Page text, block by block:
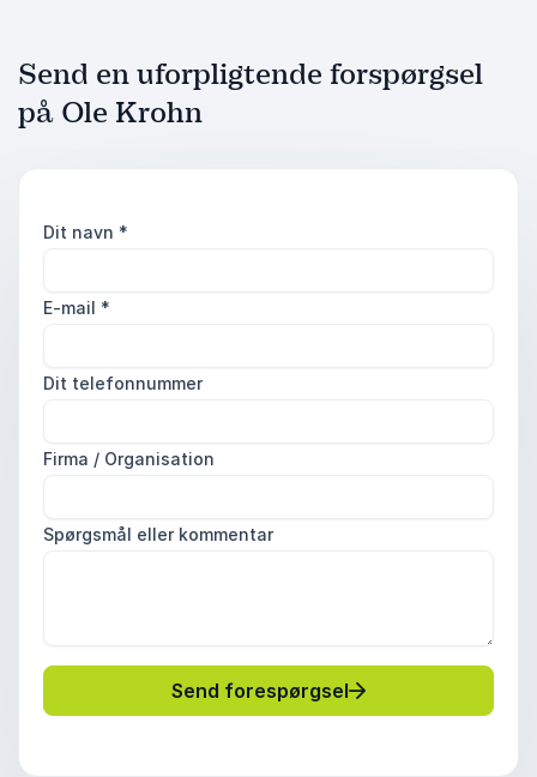
Send en uforpligtende forspørgsel
på Ole Krohn
Dit navn *
E-mail *
Dit telefonnummer
Firma / Organisation
Spørgsmål eller kommentar
Send forespørgsel